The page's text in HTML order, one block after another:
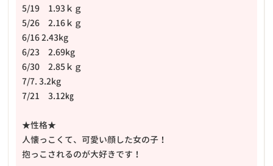
5/19 1.93ｋｇ
5/26 2.16ｋｇ
6/16 2.43kg
6/23 2.69kg
6/30 2.85ｋｇ
7/7. 3.2kg
7/21 3.12㎏
★性格★
人懐っこくて、可愛い顔した女の子！
抱っこされるのが大好きです！